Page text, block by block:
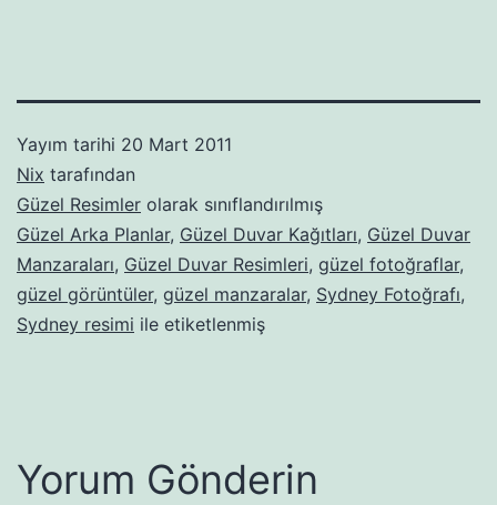
Yayım tarihi 20 Mart 2011
Nix tarafından
Güzel Resimler olarak sınıflandırılmış
Güzel Arka Planlar, Güzel Duvar Kağıtları, Güzel Duvar
Manzaraları, Güzel Duvar Resimleri, güzel fotoğraflar,
güzel görüntüler, güzel manzaralar, Sydney Fotoğrafı,
Sydney resimi ile etiketlenmiş
Yorum Gönderin